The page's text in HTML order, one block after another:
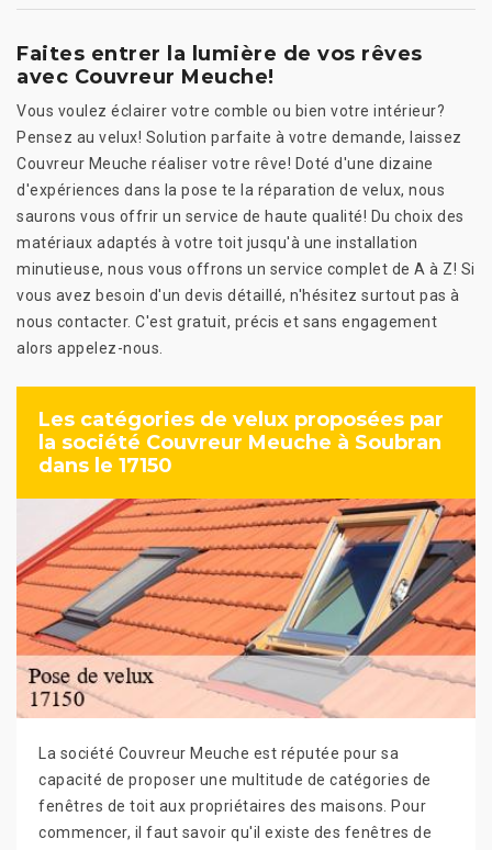
Faites entrer la lumière de vos rêves
avec Couvreur Meuche!
Vous voulez éclairer votre comble ou bien votre intérieur?
Pensez au velux! Solution parfaite à votre demande, laissez
Couvreur Meuche réaliser votre rêve! Doté d'une dizaine
d'expériences dans la pose te la réparation de velux, nous
saurons vous offrir un service de haute qualité! Du choix des
matériaux adaptés à votre toit jusqu'à une installation
minutieuse, nous vous offrons un service complet de A à Z! Si
vous avez besoin d'un devis détaillé, n'hésitez surtout pas à
nous contacter. C'est gratuit, précis et sans engagement
alors appelez-nous.
Les catégories de velux proposées par
la société Couvreur Meuche à Soubran
dans le 17150
La société Couvreur Meuche est réputée pour sa
capacité de proposer une multitude de catégories de
fenêtres de toit aux propriétaires des maisons. Pour
commencer, il faut savoir qu'il existe des fenêtres de